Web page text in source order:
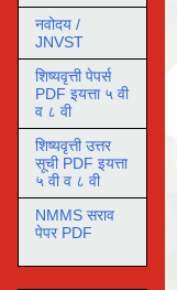
नवोदय /
JNVST
शिष्यवृत्ती पेपर्स
PDF इयत्ता ५ वी
व ८ वी
शिष्यवृत्ती उत्तर
सूची PDF इयत्ता
५ वी व ८ वी
NMMS सराव
पेपर PDF